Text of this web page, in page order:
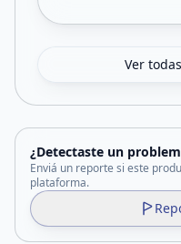
Ver
¿Detectaste un
Enviá un reporte si este
plataforma.